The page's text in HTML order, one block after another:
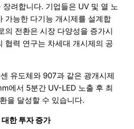
려합니다. 기업들은 UV 및 열 노
가능한 다기능 개시제를 설계합
의 전환은 시장 다양성을 증가시
협력 연구는 차세대 개시제의 공
유도체와 907과 같은 광개시제
에서 5분간 UV-LED 노출 후 최
을 달성할 수 있습니다.
한 투자 증가